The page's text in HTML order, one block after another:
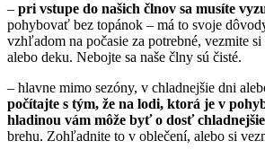
– pri vstupe do našich člnov sa musíte
pohybovať bez topánok – má to svoje
vzhľadom na počasie za potrebné, vezmite
alebo deku. Nebojte sa naše člny sú čisté.
– hlavne mimo sezóny, v chladnejšie dni
počítajte s tým, že na lodi, ktorá je v
hladinou vám môže byť o dosť chladnejšie
brehu. Zohľadnite to v oblečení, alebo si